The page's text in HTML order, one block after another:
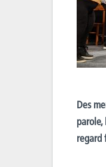
Des
parole,
regard